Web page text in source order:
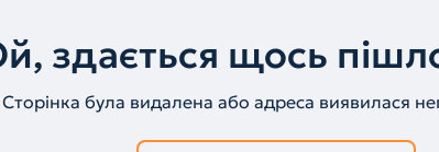
здається щось
Сторінка була видалена або адреса виявилася